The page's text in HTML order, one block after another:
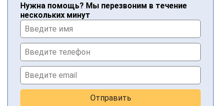
Нужна помощь? Мы перезвоним в течение
нескольких минут
Отправить